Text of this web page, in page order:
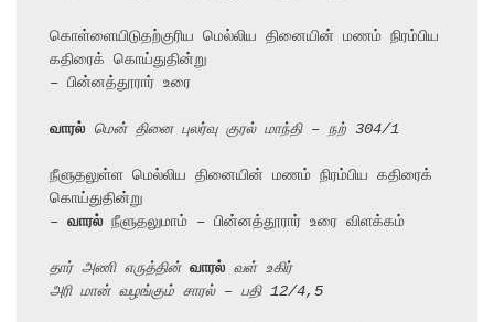
கொள்ளையிடுதற்குரிய மெல்லிய தினையின் மணம் நிரம்பிய
கதிரைக் கொய்துதின்று
– பின்னத்தூரார் உரை
வாரல் மென் தினை புலர்வு குரல் மாந்தி – நற் 304/1
நீளுதலுள்ள மெல்லிய தினையின் மணம் நிரம்பிய கதிரைக்
கொய்துதின்று
– வாரல் நீளுதலுமாம் – பின்னத்தூரார் உரை விளக்கம்
தார் அணி எருத்தின் வாரல் வள் உகிர்
அரி மான் வழங்கும் சாரல் – பதி 12/4,5